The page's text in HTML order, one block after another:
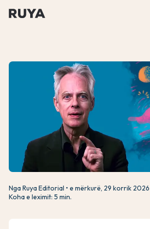
Nga Ruya Editorial
e mërkurë, 29 korrik 2026
Koha e leximit: 5 min.